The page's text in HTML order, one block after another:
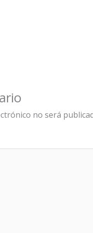
no será